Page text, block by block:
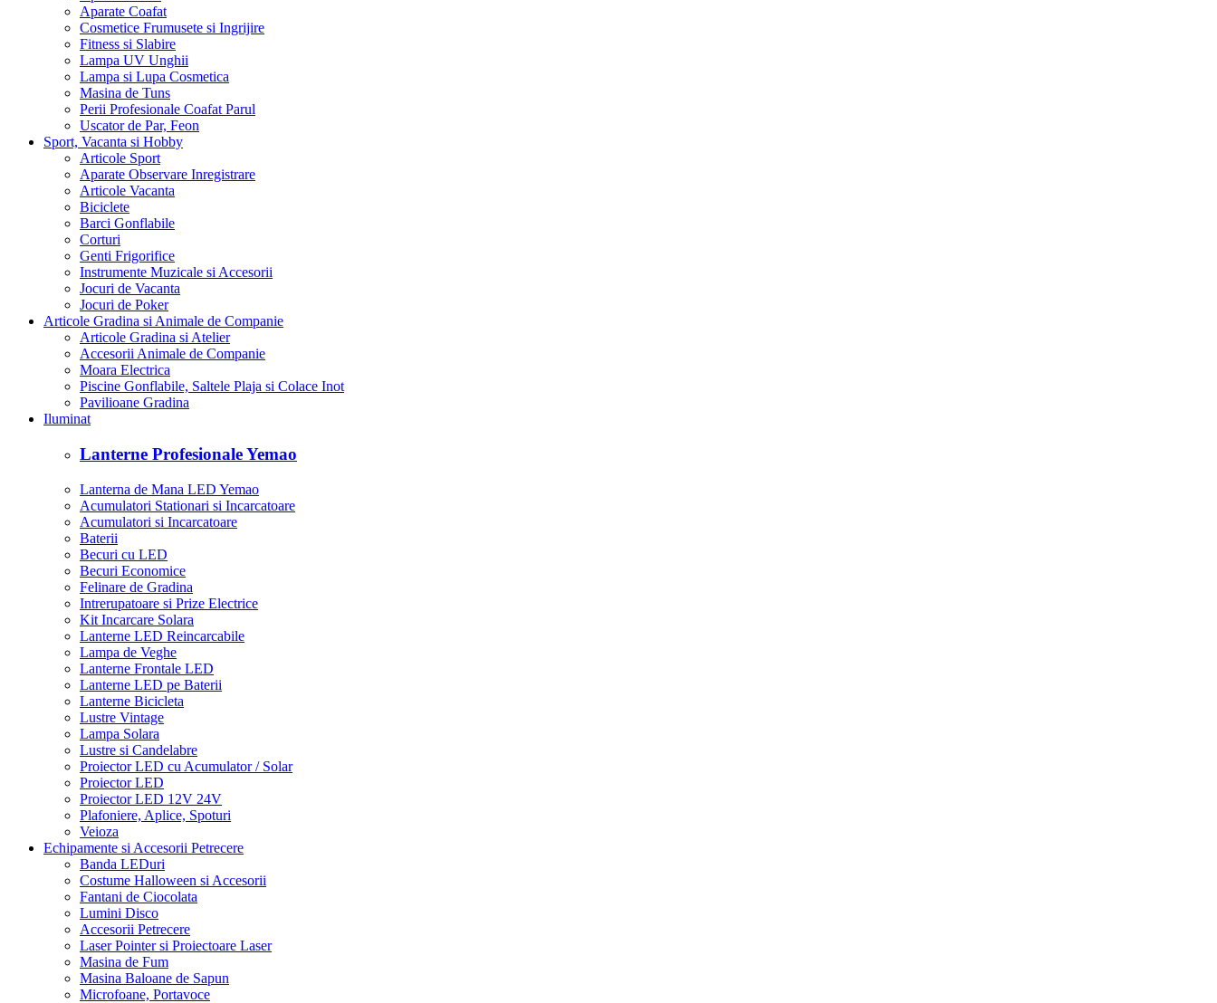
Aparate Coafat
Cosmetice Frumusete si Ingrijire
Fitness si Slabire
Lampa UV Unghii
Lampa si Lupa Cosmetica
Masina de Tuns
Perii Profesionale Coafat Parul
Uscator de Par, Feon
Sport, Vacanta si Hobby
Articole Sport
Aparate Observare Inregistrare
Articole Vacanta
Biciclete
Barci Gonflabile
Corturi
Genti Frigorifice
Instrumente Muzicale si Accesorii
Jocuri de Vacanta
Jocuri de Poker
Articole Gradina si Animale de Companie
Articole Gradina si Atelier
Accesorii Animale de Companie
Moara Electrica
Piscine Gonflabile, Saltele Plaja si Colace Inot
Pavilioane Gradina
Iluminat
Lanterne Profesionale Yemao
Lanterna de Mana LED Yemao
Acumulatori Stationari si Incarcatoare
Acumulatori si Incarcatoare
Baterii
Becuri cu LED
Becuri Economice
Felinare de Gradina
Intrerupatoare si Prize Electrice
Kit Incarcare Solara
Lanterne LED Reincarcabile
Lampa de Veghe
Lanterne Frontale LED
Lanterne LED pe Baterii
Lanterne Bicicleta
Lustre Vintage
Lampa Solara
Lustre si Candelabre
Proiector LED cu Acumulator / Solar
Proiector LED
Proiector LED 12V 24V
Plafoniere, Aplice, Spoturi
Veioza
Echipamente si Accesorii Petrecere
Banda LEDuri
Costume Halloween si Accesorii
Fantani de Ciocolata
Lumini Disco
Accesorii Petrecere
Laser Pointer si Proiectoare Laser
Masina de Fum
Masina Baloane de Sapun
Microfoane, Portavoce